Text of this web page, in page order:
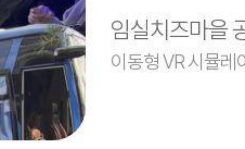
임실치즈마을
이동형 VR 시뮬레